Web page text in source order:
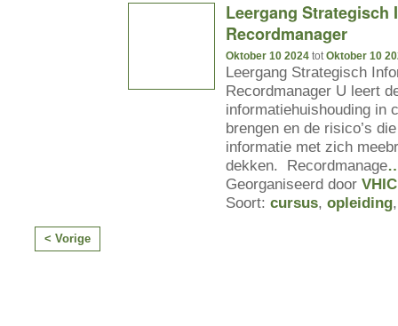
Leergang Strategisch
Recordmanager
Oktober 10 2024 totOktober 10
Leergang Strategisch
Recordmanager U leert
informatiehuishouding in
brengen en de risico’s
informatie met zich
dekken. Recordmanage
Georganiseerd door
Soort: cursus, opleiding
< Vorige